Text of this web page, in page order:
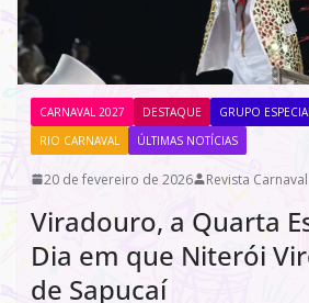
CARNAVAL 2027 DESTAQUE GRUPO ESPECIAL
RIO CARNAVAL
ÚLTIMAS NOTÍCIAS
20 de fevereiro de 2026 Revista Carnaval
Viradouro, a Quarta
Dia em que Niterói
de Sapucaí